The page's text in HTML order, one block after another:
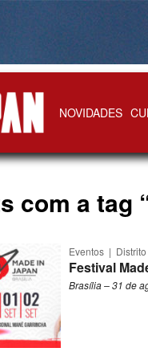
NOVIDADES
com a tag
Eventos |
Festival
Brasília – 31 de